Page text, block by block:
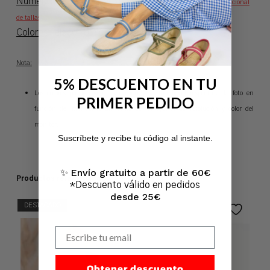
Consultarconversor internacional
de tallas
Colores : disponible en 4 colores
Nota:
os colores pueden sufrir variaciones de tonalidad respecto a la foto en
función del fabricante así como de los ajustes de resolución y color del
monitor.
Productos relacionados
DESTACADO
5% DESCUENTO EN TU
PRIMER PEDIDO
Suscríbete y recibe tu código al instante.
✨ Envío gratuito a partir de 60€
*Descuento válido en pedidos
desde 25€